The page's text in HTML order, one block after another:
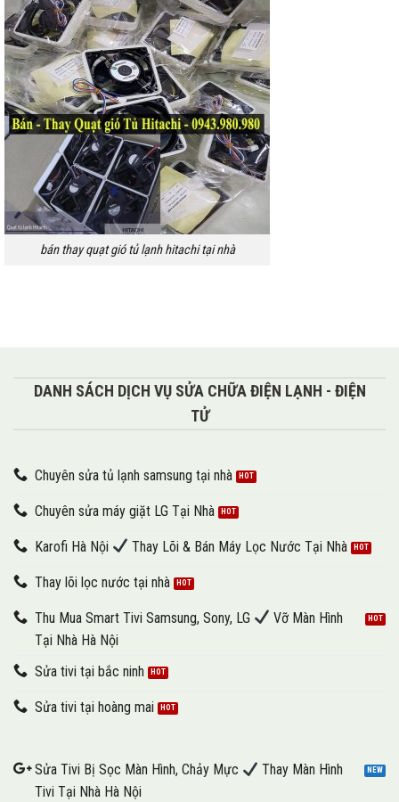
bán thay quạt gió tủ lạnh hitachi tại nhà
DANH SÁCH DỊCH VỤ SỬA CHỮA ĐIỆN LẠNH - ĐIỆN
TỬ
Chuyên sửa tủ lạnh samsung tại nhà
Chuyên sửa máy giặt LG Tại Nhà
Karofi Hà Nội Thay Lõi & Bán Máy Lọc Nước Tại Nhà
Thay lõi lọc nước tại nhà
Thu Mua Smart Tivi Samsung, Sony, LG
Vỡ Màn Hình
Tại Nhà Hà Nội
Sửa tivi tại bắc ninh
Sửa tivi tại hoàng mai
Sửa Tivi Bị Sọc Màn Hình, Chảy Mực
Thay Màn Hình
Tivi Tại Nhà Hà Nội